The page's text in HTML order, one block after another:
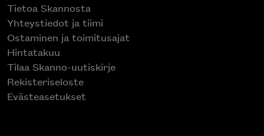
Tietoa Skannosta
Yhteystiedot ja tiimi
Ostaminen ja toimitusajat
Hintatakuu
Tilaa Skanno-uutiskirje
Rekisteriseloste
Evästeasetukset